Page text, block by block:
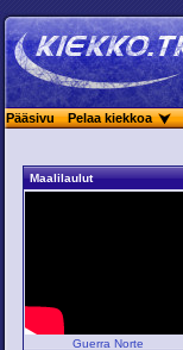
Pääsivu Pelaa kiekkoa
Maalilaulut
Guerra Norte